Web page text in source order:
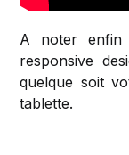
A noter
responsive
quelque soit
tablette.